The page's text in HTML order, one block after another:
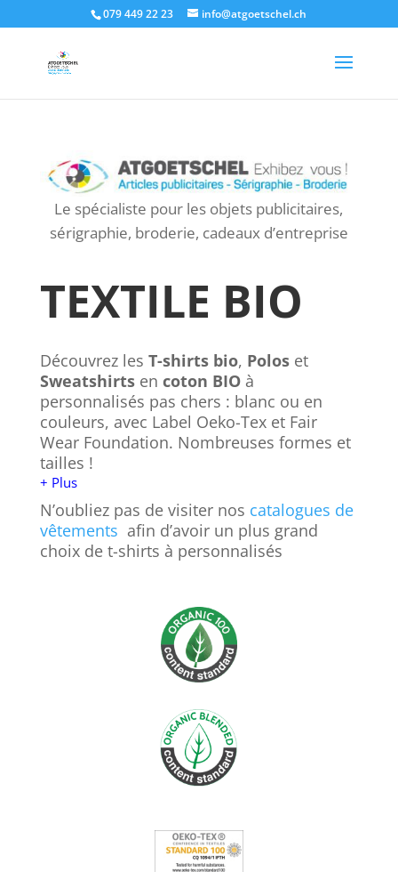
Authorization: Basic CLIENT_API:CLIENT_SECRET
079 449 22 23 info@atgoetschel.ch
Le spécialiste pour les objets publicitaires,
sérigraphie, broderie, cadeaux d’entreprise
TEXTILE BIO
Découvrez les T-shirts bio, Poloset
Sweatshirtsen coton BIOà
personnalisés pas chers : blanc ou en
couleurs, avec Label Oeko-Tex et Fair
Wear Foundation. Nombreuses formes et
tailles !
+ Plus
N’oubliez pas de visiter nos catalogues de
vêtements afin d’avoir un plus grand
choix de t-shirts à personnalisés